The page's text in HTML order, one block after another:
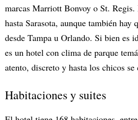
marcas Marriott Bonvoy o St.
hasta Sarasota, aunque también hay
desde Tampa u Orlando. Si bien es
es un hotel con clima de parque
atento, discreto y hasta los chicos se
Habitaciones y suites